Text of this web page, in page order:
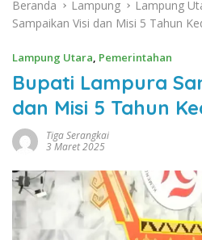
Beranda Lampung Lampung
Sampaikan Visi dan Misi 5 Tahun
Lampung Utara, Pemerintahan
Bupati Lampura
dan Misi 5 Tahun
Tiga Serangkai
3 Maret 2025